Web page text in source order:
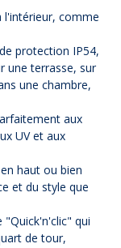
l'intérieur, comme
protection IP54,
une terrasse, sur
une chambre,
aux
UV et aux
haut ou bien
et du style que
"Quick'n'clic" qui
de tour,